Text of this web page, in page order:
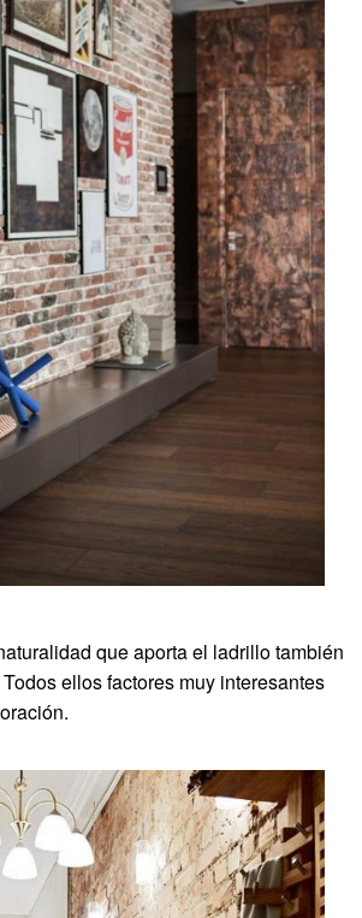
que aporta el ladrillo también
ellos factores muy interesantes